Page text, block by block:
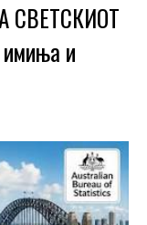
СВЕТСКИОТ
и